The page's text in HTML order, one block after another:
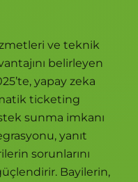
ve teknik
belirleyen
yapay zeka
ticketing
sunma imkanı
yanıt
sorunlarını
Bayilerin,